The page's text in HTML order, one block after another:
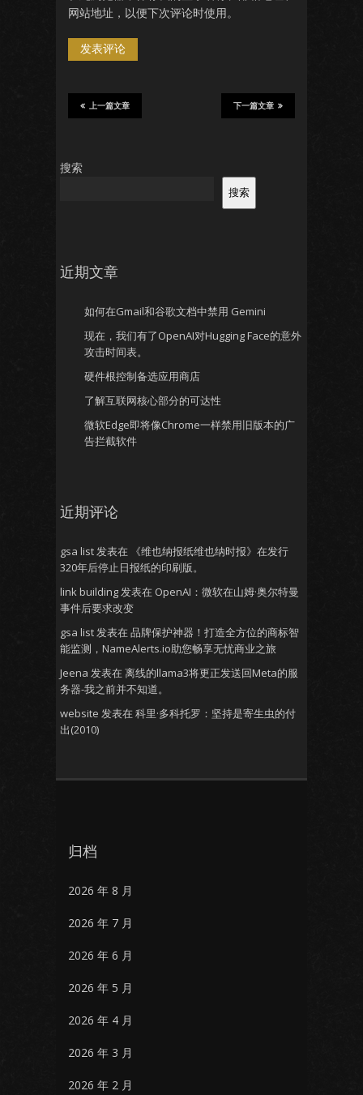
网站地址，以便下次评论时使用。
下一篇文章
上一篇文章
搜索
搜索
近期文章
如何在Gmail和谷歌文档中禁用 Gemini
现在，我们有了OpenAI对Hugging Face的意外
攻击时间表。
硬件根控制备选应用商店
了解互联网核心部分的可达性
微软Edge即将像Chrome一样禁用旧版本的广
告拦截软件
近期评论
gsa list发表在
《维也纳报纸维也纳时报》在发行
320年后停止日报纸的印刷版。
link building发表在 OpenAI：微软在山姆·奥尔特曼
事件后要求改变
gsa list发表在 品牌保护神器！打造全方位的商标智
能监测，NameAlerts.io助您畅享无忧商业之旅
Jeena 发表在 离线的llama3将更正发送回Meta的服
务器-我之前并不知道。
website 发表在 科里·多科托罗：坚持是寄生虫的付
出(2010)
归档
2026 年 8 月
2026 年 7 月
2026 年 6 月
2026 年 5 月
2026 年 4 月
2026 年 3 月
2026 年 2 月